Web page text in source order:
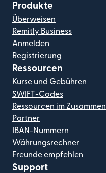
Produkte
Überweisen
Remitly Business
Anmelden
Registrierung
Ressourcen
Kurse und Gebühren
SWIFT-Codes
Ressourcen im
Partner
IBAN-Nummern
Währungsrechner
Freunde empfehlen
Support